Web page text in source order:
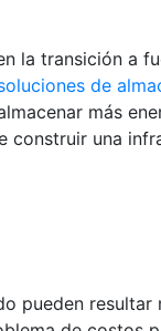
la transición a
de
más
construir una
pueden